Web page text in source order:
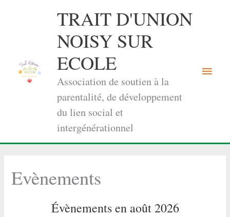
TRAIT D'UNION
NOISY SUR
ECOLE
Association de soutien à la
parentalité, de développement
du lien social et
intergénérationnel
Menu
Evènements
Évènements en août 2026